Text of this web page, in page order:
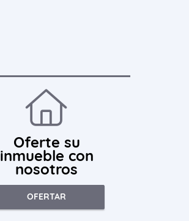
Oferte su
inmueble con
nosotros
OFERTAR